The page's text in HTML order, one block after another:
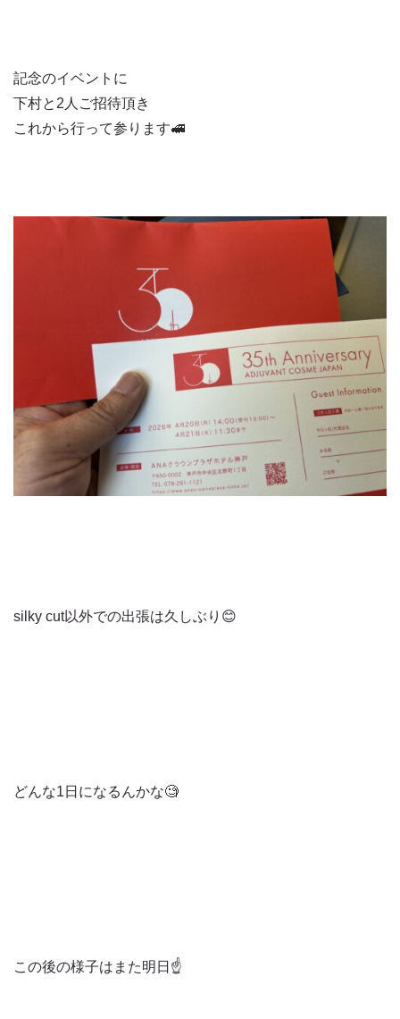
記念のイベントに
下村と2人ご招待頂き
これから行って参ります🚅
silky cut以外での出張は久しぶり😊
どんな1日になるんかな🧐
この後の様子はまた明日☝️